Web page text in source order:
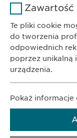
Polityka
Powód
trwania
1
Te pliki cookie
do tworzenia
odpowiednich
poprzez unikalną
urządzenia.
Nazwa
Pokaż informacje